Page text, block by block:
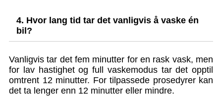
4. Hvor lang tid tar det vanligvis å vaske én
bil?
Vanligvis tar det fem minutter for en rask vask, men
for lav hastighet og full vaskemodus tar det opptil
omtrent 12 minutter. For tilpassede prosedyrer kan
det ta lenger enn 12 minutter eller mindre.